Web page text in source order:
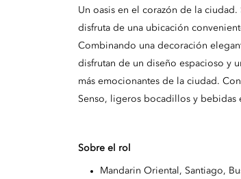
Un oasis en el corazón de la
disfruta de una ubicación
Combinando una decoración
disfrutan de un diseño espacioso y
más emocionantes de la ciudad.
Senso, ligeros bocadillos y bebidas
Sobre el rol
Mandarin Oriental, Santiago,